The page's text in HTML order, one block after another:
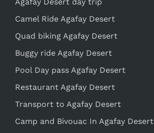
Camel Ride Agafay Desert
Quad biking Agafay Desert
Buggy ride Agafay Desert
Pool Day pass Agafay Desert
Restaurant Agafay Desert
Transport to Agafay Desert
Camp and Bivouac In Agafay Desert